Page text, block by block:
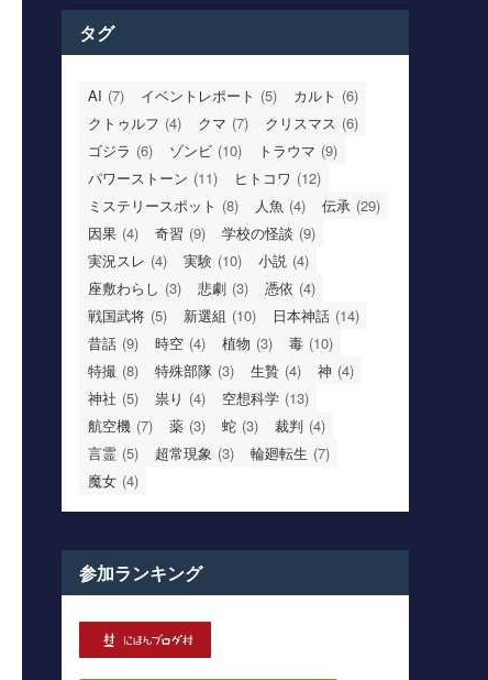
タグ
AI (7) イベントレポート (5) カルト (6)
クトゥルフ (4) クマ (7) クリスマス (6)
ゴジラ (6) ゾンビ (10) トラウマ (9)
パワーストーン (11) ヒトコワ (12)
ミステリースポット (8) 人魚 (4) 伝承 (29)
因果 (4) 奇習 (9) 学校の怪談 (9)
実況スレ (4) 実験 (10) 小説 (4)
座敷わらし (3) 悲劇 (3) 憑依 (4)
戦国武将 (5) 新選組 (10) 日本神話 (14)
昔話 (9) 時空 (4) 植物 (3) 毒 (10)
特撮 (8) 特殊部隊 (3) 生贄 (4) 神 (4)
神社 (5) 祟り (4) 空想科学 (13)
航空機 (7) 薬 (3) 蛇 (3) 裁判 (4)
言霊 (5) 超常現象 (3) 輪廻転生 (7)
魔女 (4)
参加ランキング